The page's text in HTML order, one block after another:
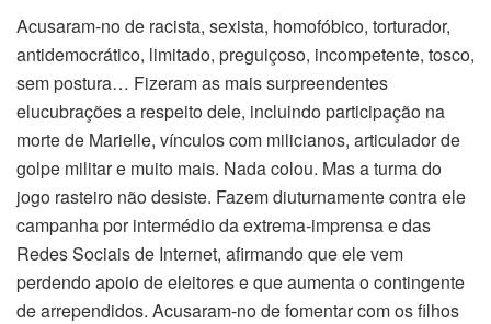
Acusaram-no de racista, sexista, homofóbico, torturador,
antidemocrático, limitado, preguiçoso, incompetente, tosco,
sem postura… Fizeram as mais surpreendentes
elucubrações a respeito dele, incluindo participação na
morte de Marielle, vínculos com milicianos, articulador de
golpe militar e muito mais. Nada colou. Mas a turma do
jogo rasteiro não desiste. Fazem diuturnamente contra ele
campanha por intermédio da extrema-imprensa e das
Redes Sociais de Internet, afirmando que ele vem
perdendo apoio de eleitores e que aumenta o contingente
de arrependidos. Acusaram-no de fomentar com os filhos